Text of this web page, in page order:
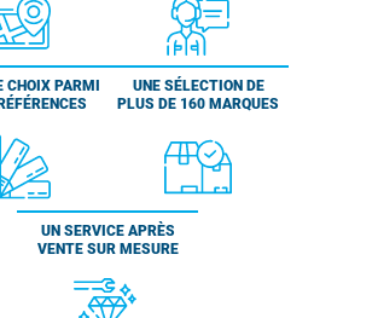
CHOIX PARMI
UNE SÉLECTION DE
PLUS DE 160 MARQUES
UN SERVICE APRÈS
VENTE SUR MESURE